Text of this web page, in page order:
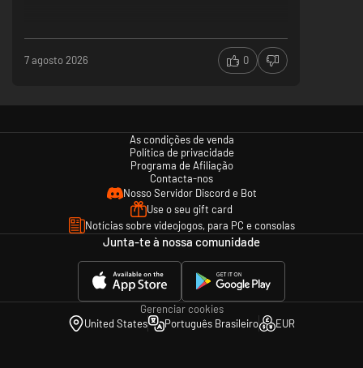
7 agosto 2026 0
As condições de venda
Política de privacidade
Programa de Afiliação
Contacta-nos
Nosso Servidor Discord e Bot
Use o seu gift card
Notícias sobre videojogos, para PC e consolas
Junta-te à nossa comunidade
Gerenciar cookies
United States
Português Brasileiro EUR